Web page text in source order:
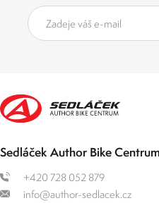
Sedláček Author Bike Centrum
+420 728 052 879
info@author-sedlacek.cz